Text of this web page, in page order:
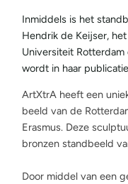
Inmiddels is het
Hendrik de Keijser,
Universiteit
wordt in haar
ArtXtrA heeft een
beeld van de
Erasmus. Deze
bronzen standbeeld
Door middel van een